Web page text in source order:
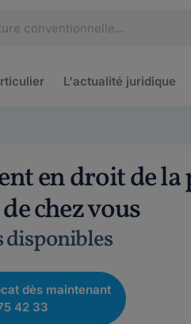
L'actualité juridique
en droit de
chez vous
disponibles
dès maintenant
42 33